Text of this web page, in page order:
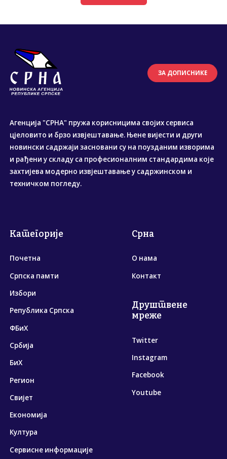
ЗА ДОПИСНИКЕ
Агенција "СРНА" пружа корисницима својих сервиса
цјеловито и брзо извјештавање. Њене вијести и други
новински садржаји засновани су на поузданим изворима
и рађени у складу са професионалним стандардима које
захтијева модерно извјештавање у садржинском и
техничком погледу.
Категорије
Почетна
Српска памти
Избори
Република Српска
ФБиХ
Србија
БиХ
Регион
Свијет
Економија
Култура
Сервисне информације
Срна
О нама
Контакт
Друштвене
мреже
Twitter
Instagram
Facebook
Youtube